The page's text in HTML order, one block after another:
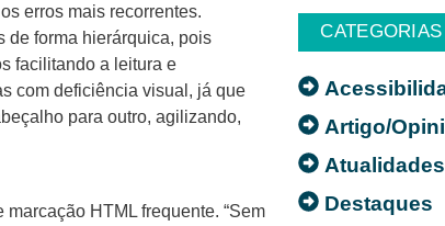
erros mais recorrentes.
de forma hierárquica, pois
facilitando a leitura e
com deficiência visual, já que
para outro, agilizando,
HTML frequente. “Sem
CATEGORIAS
Artigo/
Atualidades
Destaques